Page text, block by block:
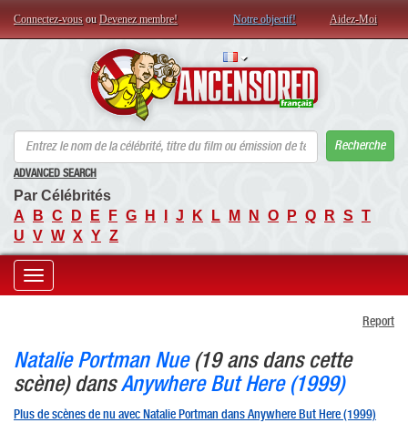
Connectez-vous ou Devenez membre! Notre objectif! Aidez-Moi
Recherche
ADVANCED SEARCH
Par Célébrités
A
B C D E F G H J K L M N O P Q R S T
U V W X Y Z
Toggle
Report
Natalie Portman Nue(19 ans dans cette
scène) dansAnywhere But Here (1999)
Plus de scènes de nu avec Natalie Portman dans Anywhere But Here (1999)